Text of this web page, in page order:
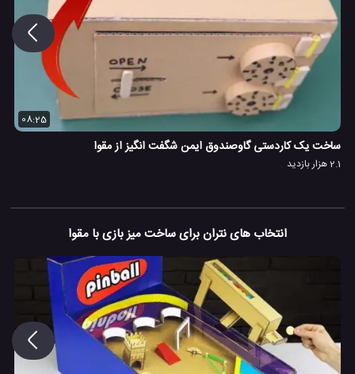
08:25
ساخت یک کاردستی گاوصندوق ایمن شگفت انگیز از مقوا
2.1 هزار بازدید
انتخاب های نتران برای ساخت میز بازی با مقوا